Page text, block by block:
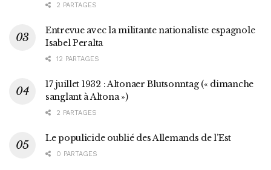
2 PARTAGES
Entrevue avec la militante nationaliste espagnole
Isabel Peralta
12 PARTAGES
17 juillet 1932 : Altonaer Blutsonntag (« dimanche
sanglant à Altona »)
2 PARTAGES
Le populicide oublié des Allemands de l’Est
0 PARTAGES